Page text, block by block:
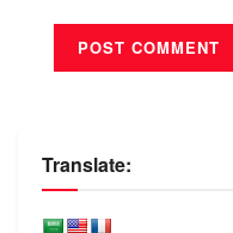
Translate: